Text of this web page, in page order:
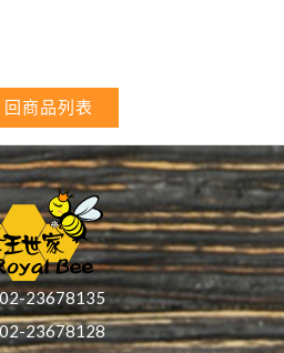
回商品列表
02-23678135
02-23678128